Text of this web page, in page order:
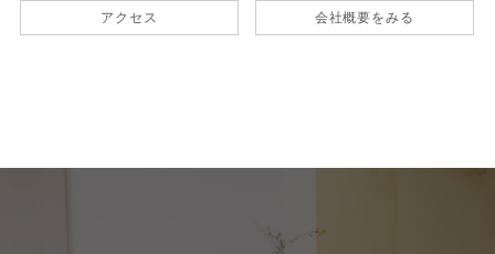
アクセス 会社概要をみる